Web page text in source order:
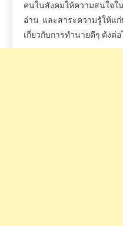
คนในสังคมให้ความสนใจใ
อ่าน และสาระความรู้ให้แ
เกี่ยวกับการทำนายดีๆ ดังต่